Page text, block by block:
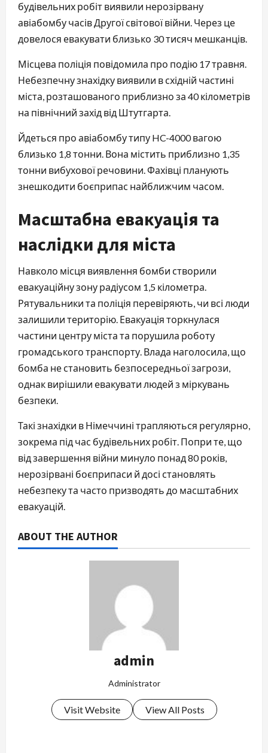
будівельних робіт виявили нерозірвану
авіабомбу часів Другої світової війни. Через це
довелося евакувати близько 30 тисяч мешканців.
Місцева поліція повідомила про подію 17 травня.
Небезпечну знахідку виявили в східній частині
міста, розташованого приблизно за 40 кілометрів
на північний захід від Штутгарта.
Йдеться про авіабомбу типу HC-4000 вагою
близько 1,8 тонни. Вона містить приблизно 1,35
тонни вибухової речовини. Фахівці планують
знешкодити боєприпас найближчим часом.
Масштабна евакуація та
наслідки для міста
Навколо місця виявлення бомби створили
евакуаційну зону радіусом 1,5 кілометра.
Рятувальники та поліція перевіряють, чи всі люди
залишили територію. Евакуація торкнулася
частини центру міста та порушила роботу
громадського транспорту. Влада наголосила, що
бомба не становить безпосередньої загрози,
однак вирішили евакувати людей з міркувань
безпеки.
Такі знахідки в Німеччині трапляються регулярно,
зокрема під час будівельних робіт. Попри те, що
від завершення війни минуло понад 80 років,
нерозірвані боєприпаси й досі становлять
небезпеку та часто призводять до масштабних
евакуацій.
ABOUT THE AUTHOR
admin
Administrator
Visit Website View All Posts